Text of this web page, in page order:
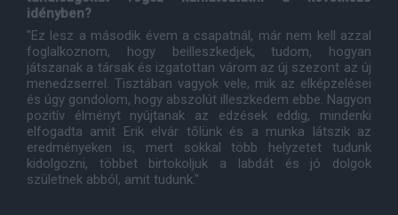
idényben?
"Ez lesz a második évem a csapatnál, már nem kell azzal
foglalkoznom, hogy beilleszkedjek, tudom, hogyan
játszanak a társak és izgatottan várom az új szezont az új
menedzserrel. Tisztában vagyok vele, mik az elképzelései
és úgy gondolom, hogy abszolút illeszkedem ebbe. Nagyon
pozitív élményt nyújtanak az edzések eddig, mindenki
elfogadta amit Erik elvár tőlünk és a munka látszik az
eredményeken is, mert sokkal több helyzetet tudunk
kidolgozni, többet birtokoljuk a labdát és jó dolgok
születnek abból, amit tudunk."